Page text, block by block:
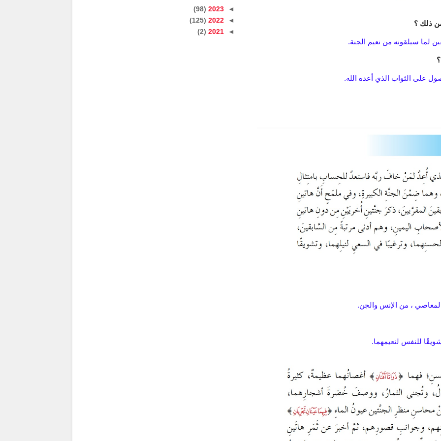
من ذلك ؟
لما سيلقونه من نعيم الجنة.
على الثواب الذي أعده الله.
المعاصي ، من الإنس والجن.
للنفس لنعيمهما.
◄
2023
(98)
◄
2022
(125)
◄
2021
(2)